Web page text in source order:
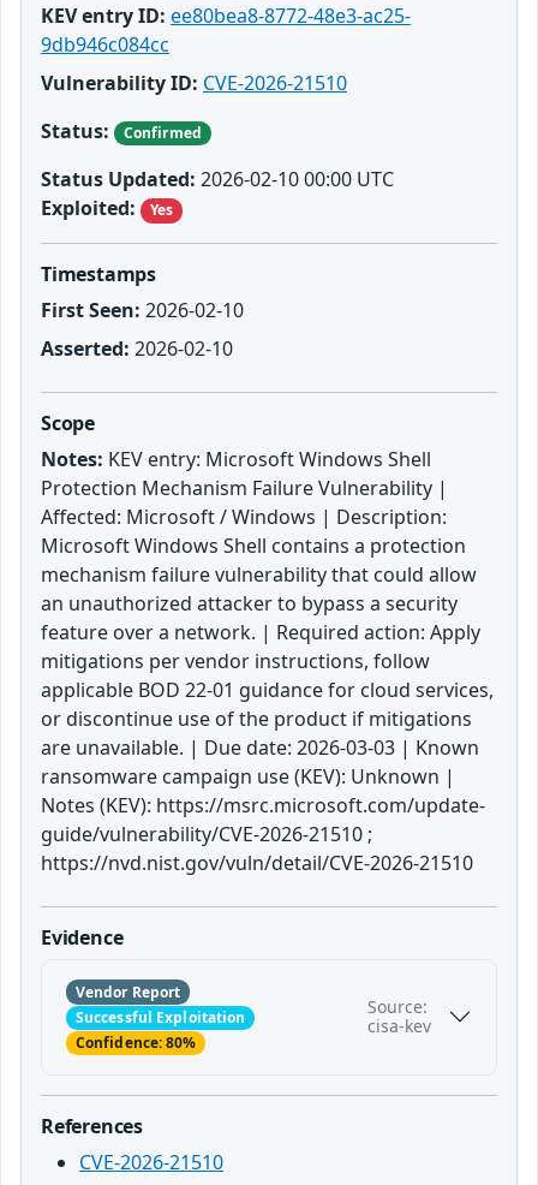
KEV entry ID: ee80bea8-8772-48e3-ac25-
9db946c084cc
Vulnerability ID: CVE-2026-21510
Status:
Confirmed
Status Updated: 2026-02-10 00:00 UTC
Exploited:
Yes
Timestamps
First Seen: 2026-02-10
Asserted: 2026-02-10
Scope
Notes: KEV entry: Microsoft Windows Shell
Protection Mechanism Failure Vulnerability |
Affected: Microsoft / Windows | Description:
Microsoft Windows Shell contains a protection
mechanism failure vulnerability that could allow
an unauthorized attacker to bypass a security
feature over a network. | Required action: Apply
mitigations per vendor instructions, follow
applicable BOD 22-01 guidance for cloud services,
or discontinue use of the product if mitigations
are unavailable. | Due date: 2026-03-03 | Known
ransomware campaign use (KEV): Unknown |
Notes (KEV): https://msrc.microsoft.com/update-
guide/vulnerability/CVE-2026-21510 ;
https://nvd.nist.gov/vuln/detail/CVE-2026-21510
Evidence
Vendor Report
Successful Exploitation
Confidence: 80%
Source:
cisa-kev
References
CVE-2026-21510